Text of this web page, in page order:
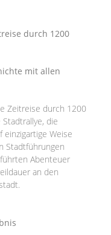
durch 1200
mit allen
Zeitreise durch 1200
die
Weise
Stadtführungen
Abenteuer
an den